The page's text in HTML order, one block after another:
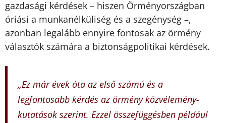
gazdasági kérdések – hiszen Örményországban
óriási a munkanélküliség és a szegénység –,
azonban legalább ennyire fontosak az örmény
választók számára a biztonságpolitikai kérdések.
„Ez már évek óta az első számú és a
legfontosabb kérdés az örmény közvélemény-
kutatások szerint. Ezzel összefüggésben például